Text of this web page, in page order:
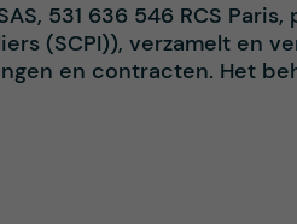
531 636 546 RCS
(SCPI)), verzamelt en
en contracten. Het